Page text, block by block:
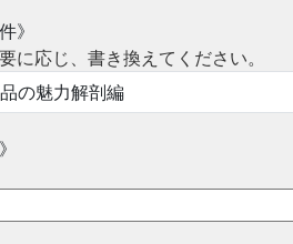
》
に応じ、書き換えてください。